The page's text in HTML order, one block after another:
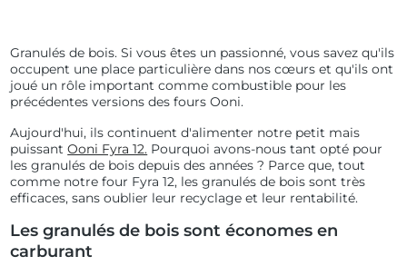
Granulés de bois. Si vous êtes un passionné, vous savez qu'ils
occupent une place particulière dans nos cœurs et qu'ils ont
joué un rôle important comme combustible pour les
précédentes versions des fours Ooni.
Aujourd'hui, ils continuent d'alimenter notre petit mais
puissantOoni Fyra 12. Pourquoi avons-nous tant opté pour
les granulés de bois depuis des années ? Parce que, tout
comme notre four Fyra 12, les granulés de bois sont très
efficaces, sans oublier leur recyclage et leur rentabilité.
Les granulés de bois sont économes en
carburant